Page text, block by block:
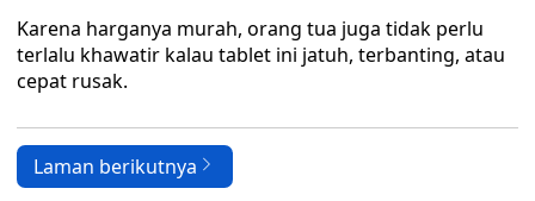
Karena harganya murah, orang tua juga tidak perlu
terlalu khawatir kalau tablet ini jatuh, terbanting, atau
cepat rusak.
Laman berikutnya